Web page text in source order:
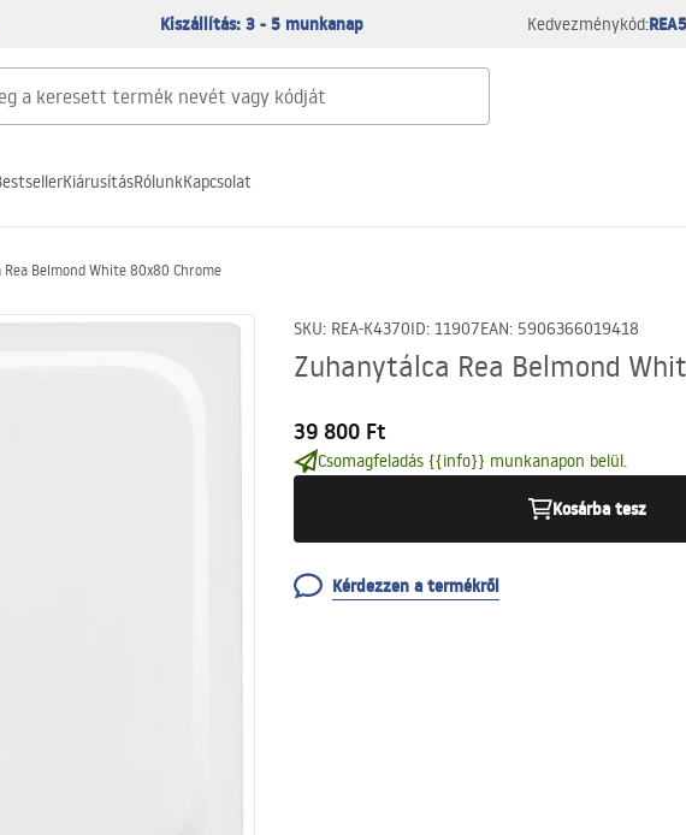
Kiszállítás: 3 - 5 munkanap Kedvezménykód:REA5
KiárusításRólunkKapcsolat
Belmond White 80x80 Chrome
SKU: REA-K4370ID: 11907EAN: 5906366019418
Zuhanytálca Rea Belmond
39 800 Ft
Csomagfeladás {{info}} munkanapon belül.
Kosárba tesz
Kérdezzen a termékről